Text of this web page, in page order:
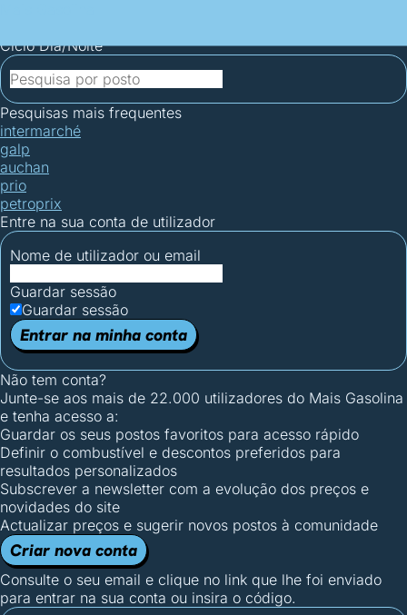
Ciclo Dia/Noite
Pesquisas mais frequentes
intermarché
galp
auchan
prio
petroprix
Entre na sua conta de utilizador
Nome de utilizador ou email
Guardar sessão
Guardar sessão
Entrar na minha conta
Não tem conta?
Junte-se aos mais de 22.000 utilizadores do Mais Gasolina
e tenha acesso a:
Guardar os seus postos favoritos para acesso rápido
Definir o combustível e descontos preferidos para
resultados personalizados
Subscrever a newsletter com a evolução dos preços e
novidades do site
Actualizar preços e sugerir novos postos à comunidade
Criar nova conta
Consulte o seu email e clique no link que lhe foi enviado
para entrar na sua conta ou insira o código.